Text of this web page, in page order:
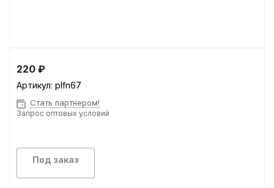
220 ₽
Артикул: plfn67
Стать партнером!
Запрос оптовых условий
Под заказ